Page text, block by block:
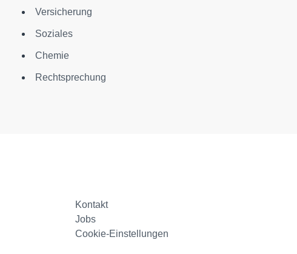
Versicherung
Soziales
Chemie
Rechtsprechung
Kontakt
Jobs
Cookie-Einstellungen